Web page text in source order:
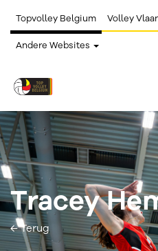
Topvolley Belgium Volley
Andere Websites
Tracey
← Terug